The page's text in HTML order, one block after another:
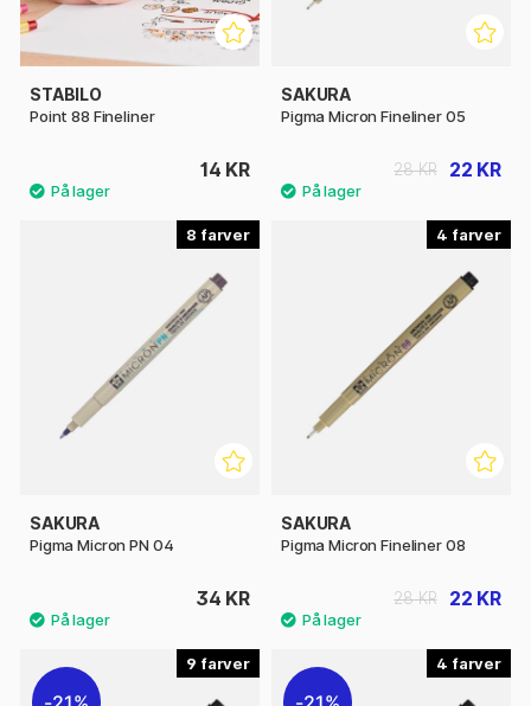
STABILO
Point 88 Fineliner
14 KR
SAKURA
Pigma Micron Fineliner 05
22 KR
28 KR
8
SAKURA
Pigma Micron PN 04
34 KR
4
SAKURA
Pigma Micron Fineliner 08
22 KR
28 KR
9 4